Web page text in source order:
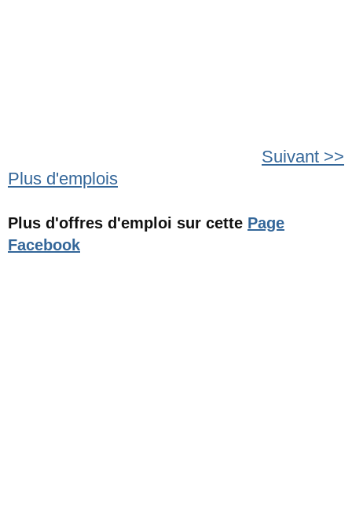
Suivant >>
Plus d'emplois
Plus d'offres d'emploi sur cette Page
Facebook